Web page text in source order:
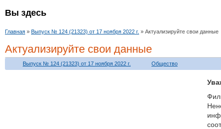
Вы здесь
Главная » Выпуск № 124 (21323) от 17 ноября 2022 г. » Актуализируйте свои данные
Актуализируйте свои данные
Выпуск № 124 (21323) от 17 ноября 2022 г. Общество